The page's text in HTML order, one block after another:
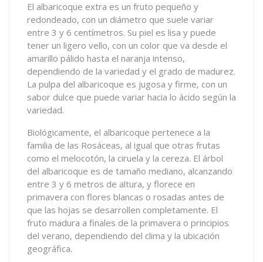
El albaricoque extra es un fruto pequeño y
redondeado, con un diámetro que suele variar
entre 3 y 6 centímetros. Su piel es lisa y puede
tener un ligero vello, con un color que va desde el
amarillo pálido hasta el naranja intenso,
dependiendo de la variedad y el grado de madurez.
La pulpa del albaricoque es jugosa y firme, con un
sabor dulce que puede variar hacia lo ácido según la
variedad.
Biológicamente, el albaricoque pertenece a la
familia de las Rosáceas, al igual que otras frutas
como el melocotón, la ciruela y la cereza. El árbol
del albaricoque es de tamaño mediano, alcanzando
entre 3 y 6 metros de altura, y florece en
primavera con flores blancas o rosadas antes de
que las hojas se desarrollen completamente. El
fruto madura a finales de la primavera o principios
del verano, dependiendo del clima y la ubicación
geográfica.